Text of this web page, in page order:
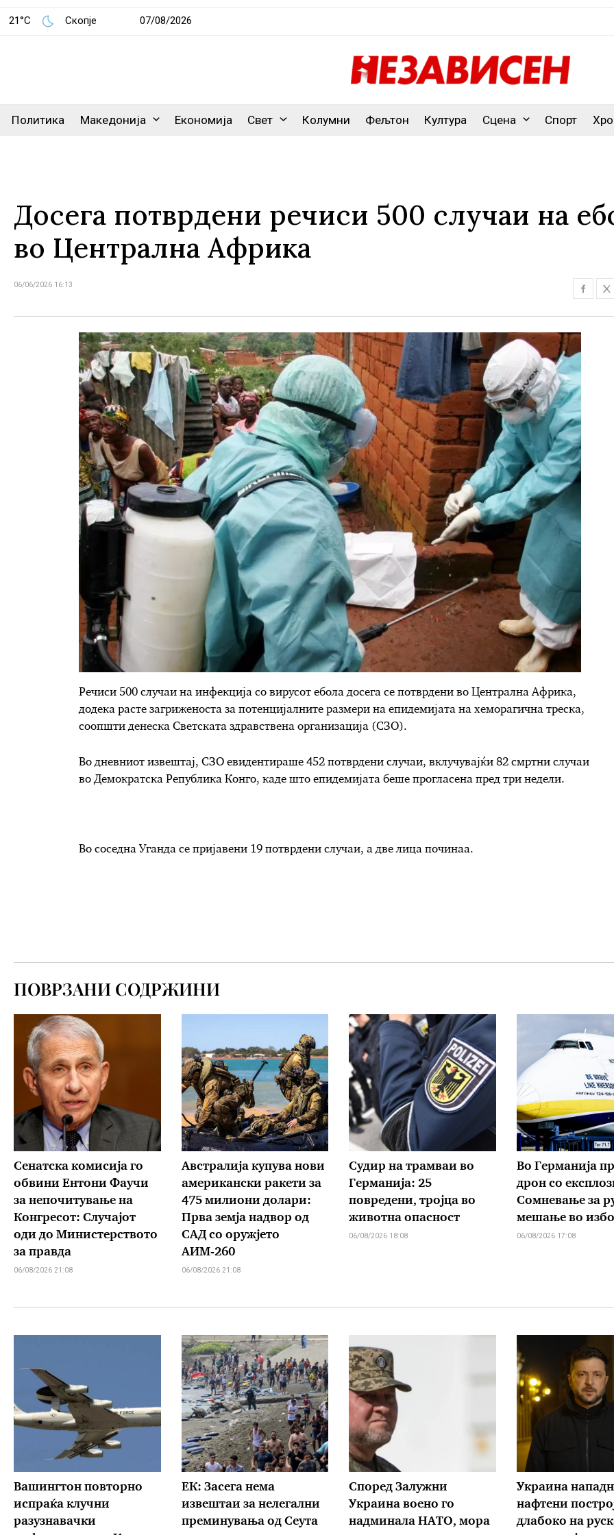
21°C Скопје 07/08/2026
Политика Македонија Економија Свет Колумни Фељтон Култура Сцена Спорт
Досега потврдени речиси 500 случаи на
во Централна Африка
06/06/2026 16:13
Речиси 500 случаи на инфекција со вирусот ебола досега се потврдени во Централна Африка,
додека расте загриженоста за потенцијалните размери на епидемијата на хеморагична треска,
соопшти денеска Светската здравствена организација (СЗО).
Во дневниот извештај, СЗО евидентираше 452 потврдени случаи, вклучувајќи 82 смртни случаи
во Демократска Република Конго, каде што епидемијата беше прогласена пред три недели.
Во соседна Уганда се пријавени 19 потврдени случаи, а две лица починаа.
ПОВРЗАНИ СОДРЖИНИ
Сенатска комисија го
обвини Ентони Фаучи
за непочитување на
Конгресот: Случајот
оди до Министерството
за правда
06/08/2026 21:08
Австралија купува нови
американски ракети за
475 милиони долари:
Прва земја надвор од
САД со оружјето
АИМ-260
06/08/2026 21:08
Судир на трамваи во
Германија: 25
повредени, тројца во
животна опасност
06/08/2026 18:08
Во Германија
дрон со
Сомневање за
мешање во
06/08/2026 17:08
Вашингтон повторно
испраќа клучни
разузнавачки
ЕК: Засега нема
извештаи за нелегални
преминувања од Сеута
Според Залужни
Украина воено го
надминала НАТО, мора
Украина
нафтени
длабоко на